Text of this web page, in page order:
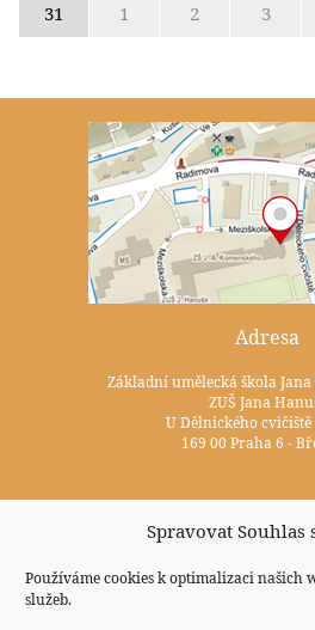
Spravovat Souhlas
Používáme cookies k optimalizaci našich
služeb.
31
1 2 3
Adresa
Základní umělecká škola
ZUŠ Jana
U Dělnického cvičiště
169 00 Praha 6 -